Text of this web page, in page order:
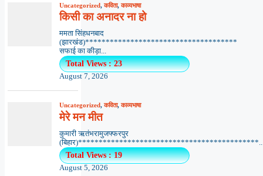
Uncategorized,कविता,काव्यभाषा
किसी का अनादर ना हो
ममता सिंहधनबाद
(झारखंड)*************************************
सफाई का कीड़ा...
Total Views : 23
August 7, 2026
Uncategorized,कविता,काव्यभाषा
मेरे मन मीत
कुमारी ऋतंभरामुजफ्फरपुर
Total Views : 19
August 5, 2026